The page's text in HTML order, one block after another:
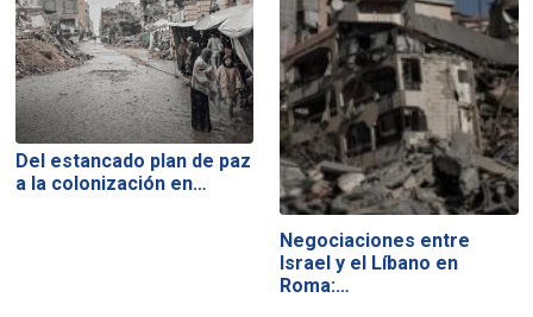
Del estancado plan de paz
a la colonización en…
Negociaciones entre
Israel y el Líbano en
Roma:…